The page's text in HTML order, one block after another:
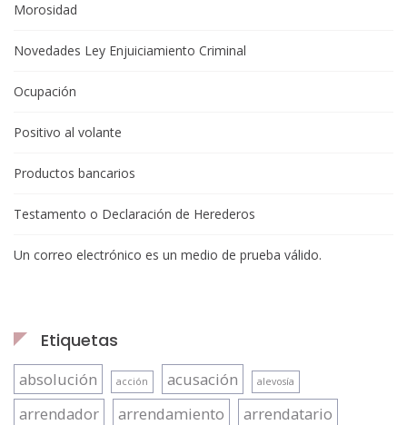
Morosidad
Novedades Ley Enjuiciamiento Criminal
Ocupación
Positivo al volante
Productos bancarios
Testamento o Declaración de Herederos
Un correo electrónico es un medio de prueba válido.
Etiquetas
absolución acción acusación alevosía
arrendador arrendamiento arrendatario